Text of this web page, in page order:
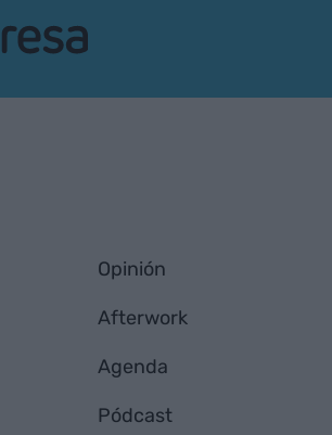
Opinión
Afterwork
Agenda
Pódcast